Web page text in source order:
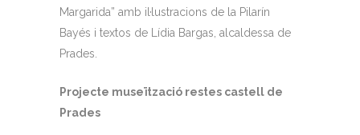
Margarida” amb il·lustracions de la Pilarín
Bayés i textos de Lídia Bargas, alcaldessa de
Prades.
Projecte museïtzació restes castell de
Prades